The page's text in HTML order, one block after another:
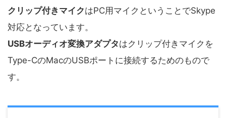
クリップ付きマイクはPC用マイクということでSkype
対応となっています。
USBオーディオ変換アダプタはクリップ付きマイクを
Type-CのMacのUSBポートに接続するためのもので
す。